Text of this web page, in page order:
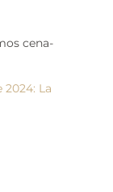
cena-
La